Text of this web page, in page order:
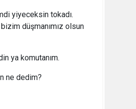
yiyeceksin tokadı.
düşmanımız olsun
ya komutanım.
ne dedim?